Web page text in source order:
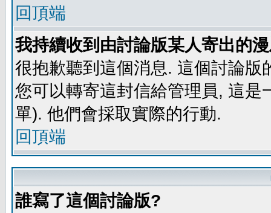
回頂端
我持續收到由討論版某人寄出的
很抱歉聽到這個消息. 這個討論
您可以轉寄這封信給管理員, 這
單). 他們會採取實際的行動.
回頂端
誰寫了這個討論版?